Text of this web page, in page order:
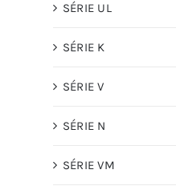
SÉRIE UL
SÉRIE K
SÉRIE V
SÉRIE N
SÉRIE VM